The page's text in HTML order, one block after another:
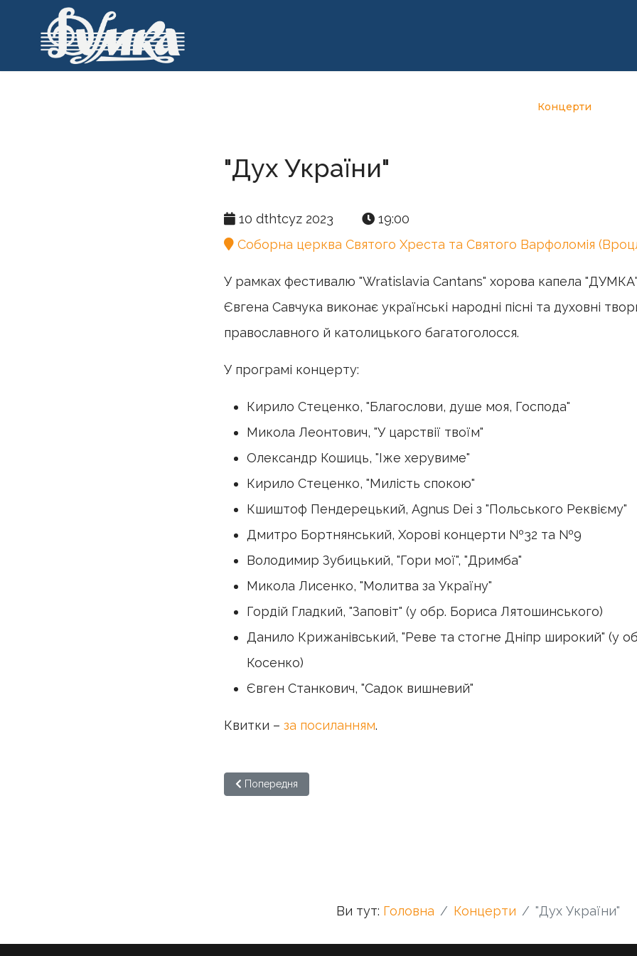
Концерти
"Дух України"
10 dthtcyz 2023
19:00
Соборна церква Святого Хреста та Святого Варфоломія
У рамках фестивалю "Wratislavia Cantans" хорова капела
Євгена Савчука виконає українські народні пісні та духовні
православного й католицького багатоголосся.
У програмі концерту:
Кирило Стеценко, "Благослови, душе моя, Господа"
Микола Леонтович, "У царствії твоїм"
Олександр Кошиць, "Іже херувиме"
Кирило Стеценко, "Милість спокою"
Кшиштоф Пендерецький, Аgnus Dei з "Польського Реквієму"
Дмитро Бортнянський, Хорові концерти №32 та №9
Володимир Зубицький, "Гори мої", "Дримба"
Микола Лисенко, "Молитва за Україну"
Гордій Гладкий, "Заповіт" (у обр. Бориса Лятошинського)
Данило Крижанівський, "Реве та стогне Дніпр широкий" (у
Косенко)
Євген Станкович, "Садок вишневий"
Квитки – за посиланням.
Попередня стаття: Олександр Шимко: містерія "Вирій"
Попередня
Ви тут: Головна Концерти "Дух України"